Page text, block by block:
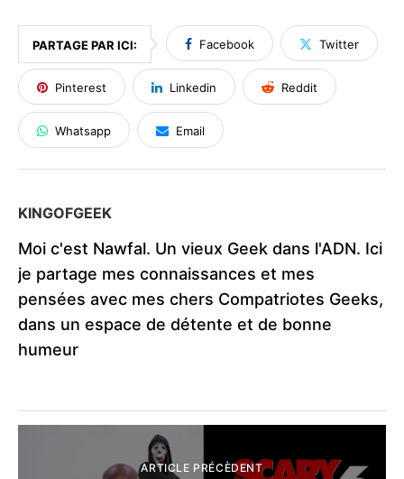
PARTAGE PAR ICI: Facebook Twitter
Pinterest Linkedin Reddit
Whatsapp Email
KINGOFGEEK
Moi c'est Nawfal. Un vieux Geek dans l'ADN. Ici
je partage mes connaissances et mes
pensées avec mes chers Compatriotes Geeks,
dans un espace de détente et de bonne
humeur
ARTICLE PRÉCÈDENT